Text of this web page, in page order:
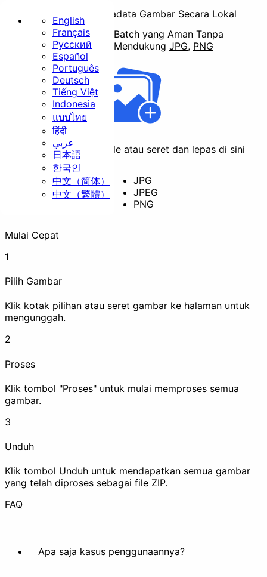
Beranda
Ubah Ukuran Potong
Hapus EXIF
Sensor
Kompres
Hapus EXIF & Metadata Gambar Secara Lokal
Penghapusan Metadata Batch yang Aman Tanpa
Mengunggah ke Server.
Mendukung JPG, PNG
Klik untuk memilih file atau seret dan lepas di sini
JPG
JPEG
PNG
Mulai Cepat
1
Pilih Gambar
Klik kotak pilihan atau seret gambar ke halaman untuk
mengunggah.
2
Proses
Klik tombol "Proses" untuk mulai memproses semua
gambar.
3
Unduh
Klik tombol Unduh untuk mendapatkan semua gambar
yang telah diproses sebagai file ZIP.
FAQ
Apa saja kasus penggunaannya?
English
Français
Русский
Español
Português
Deutsch
Tiếng Việt
Indonesia
แบบไทย
हिंदी
عربي
日本語
한국인
中文（简体）
中文（繁體）